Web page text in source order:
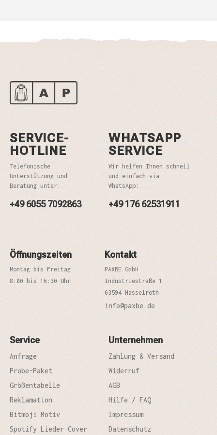
SERVICE-
HOTLINE
Telefonische
Unterstützung und
Beratung unter:
+49 6055 7092863
WHATSAPP
SERVICE
Wir helfen Ihnen schnell
und einfach via
WhatsApp:
+49 176 62531911
Öffnungszeiten
Montag bis Freitag
8:00 bis 16:30 Uhr
Kontakt
PAXBE GmbH
Industriestraße 1
63594 Hasselroth
info@paxbe.de
Service
Anfrage
Probe-Paket
Größentabelle
Reklamation
Bitmoji Motiv
Spotify Lieder-Cover
Unternehmen
Zahlung & Versand
Widerruf
AGB
Hilfe / FAQ
Impressum
Datenschutz